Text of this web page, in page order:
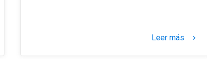
Leer más keyboard_arrow_right